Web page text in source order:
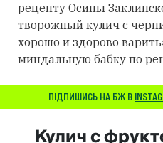
рецепту Осипы
творожный кулич с
хорошо и здорово
миндальную бабку по
ПІДПИШИСЬ НА БЖ В
Кулич с